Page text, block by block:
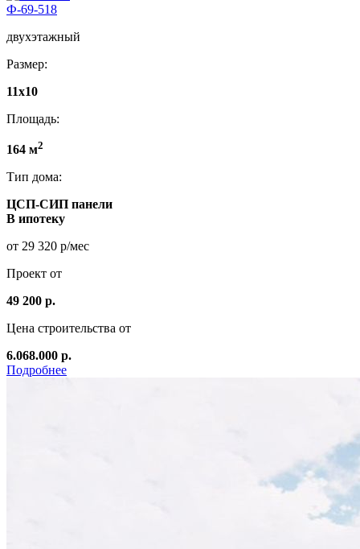
Ф-69-518
двухэтажный
Размер:
11х10
Площадь:
164 м2
Тип дома:
ЦСП-СИП панели
В ипотеку
от 29 320 р/мес
Проект от
49 200 р.
Цена строительства от
6.068.000 р.
Подробнее